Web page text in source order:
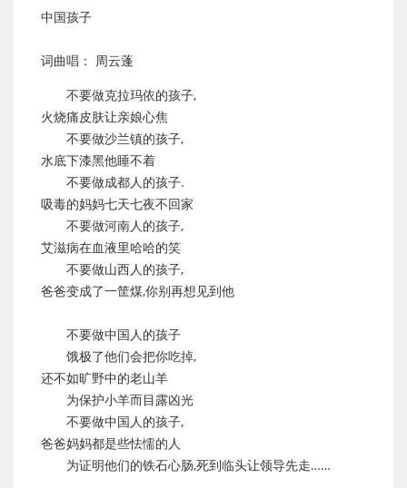
中国孩子
词曲唱： 周云蓬
不要做克拉玛依的孩子,
火烧痛皮肤让亲娘心焦
不要做沙兰镇的孩子,
水底下漆黑他睡不着
不要做成都人的孩子.
吸毒的妈妈七天七夜不回家
不要做河南人的孩子,
艾滋病在血液里哈哈的笑
不要做山西人的孩子,
爸爸变成了一筐煤,你别再想见到他
不要做中国人的孩子
饿极了他们会把你吃掉,
还不如旷野中的老山羊
为保护小羊而目露凶光
不要做中国人的孩子,
爸爸妈妈都是些怯懦的人
为证明他们的铁石心肠,死到临头让领导先走……